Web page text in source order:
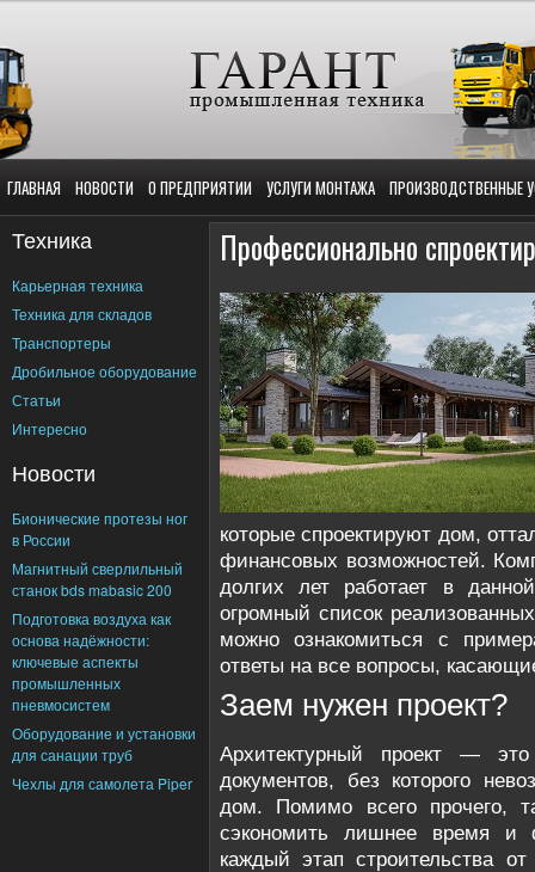
ГЛАВНАЯ НОВОСТИ О ПРЕДПРИЯТИИ УСЛУГИ МОНТАЖА ПРОИЗВОДСТВЕННЫЕ
Техника
Карьерная техника
Техника для складов
Транспортеры
Дробильное оборудование
Статьи
Интересно
Новости
Бионические протезы ног
в России
Магнитный сверлильный
станок bds mabasic 200
Подготовка воздуха как
основа надёжности:
ключевые аспекты
промышленных
пневмосистем
Оборудование и установки
для санации труб
Чехлы для самолета Piper
Профессионально
которые спроектируют дом,
финансовых возможностей.
долгих лет работает в
огромный список
можно ознакомиться с
ответы на все вопросы,
Заем нужен проект?
Архитектурный проект —
документов, без которого
дом. Помимо всего прочего,
сэкономить лишнее время и
каждый этап строительства